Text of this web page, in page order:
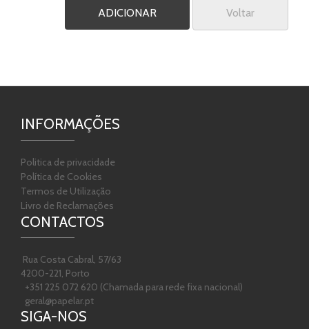
Voltar
INFORMAÇÕES
Politica de privacidade
Política de Cookies
Termos de Utilização
Livro de Reclamações
CONTACTOS
Rua Costa Cabral, 57/63
4200-221, Porto
+351 225 072 620 (Chamada para rede fixa nacional)
geral@papelar.pt
SIGA-NOS